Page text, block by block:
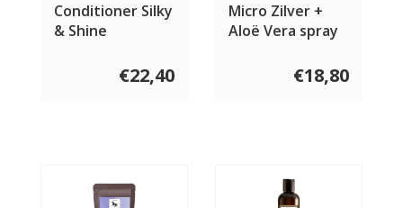
Conditioner Silky
& Shine
€22,40
Micro Zilver +
Aloë Vera spray
€18,80